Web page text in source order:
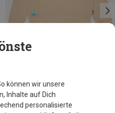
können wir unsere
Inhalte auf Dich
personalisierte